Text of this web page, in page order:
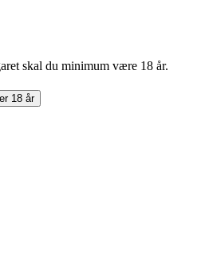
skal du minimum være 18 år.
18 år